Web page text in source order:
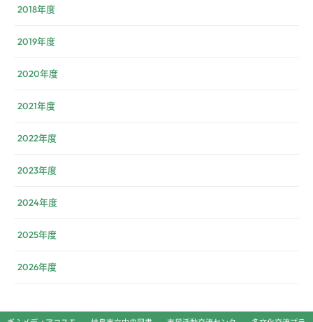
2018年度
2019年度
2020年度
2021年度
2022年度
2023年度
2024年度
2025年度
2026年度